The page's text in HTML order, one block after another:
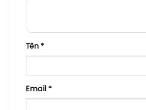
Tên *
Email *